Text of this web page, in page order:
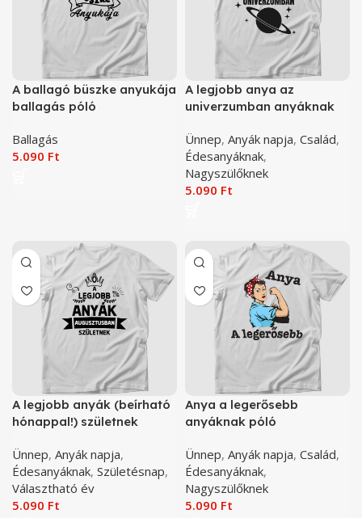
A ballagó büszke anyukája
ballagás póló
Ballagás
5.090 Ft
A legjobb anya az
univerzumban anyáknak
Ünnep, Anyák napja, Család,
Édesanyáknak,
Nagyszülőknek
5.090 Ft
A legjobb anyák (beírható
hónappal!) születnek
Ünnep, Anyák napja,
Édesanyáknak, Születésnap,
Választható év
5.090 Ft
Anya a legerősebb
anyáknak póló
Ünnep, Anyák napja, Család,
Édesanyáknak,
Nagyszülőknek
5.090 Ft